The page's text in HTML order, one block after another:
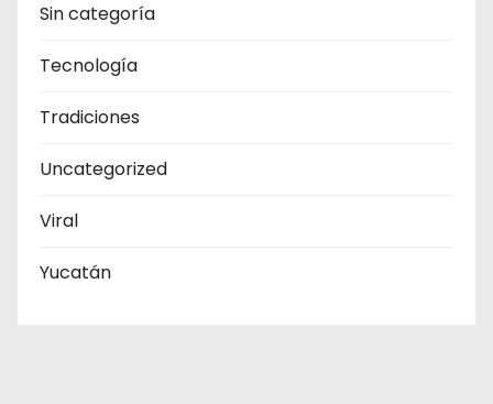
Sin categoría
Tecnología
Tradiciones
Uncategorized
Viral
Yucatán